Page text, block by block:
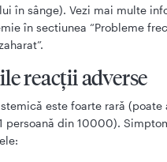
în sânge). Vezi mai multe
în sectiunea “Probleme
reacții adverse
este foarte rară (poate
persoană din 10000).